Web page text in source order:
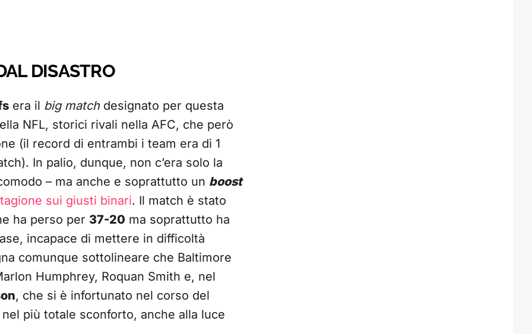
DISASTRO
era il big matchdesignato per questa
NFL, storici rivali nella AFC, che però
(il record di entrambi i team era di 1
In palio, dunque, non c’era solo la
– ma anche e soprattutto un boost
sui giusti binari. Il match è stato
ha perso per 37-20 ma soprattutto ha
incapace di mettere in difficoltà
comunque sottolineare che Baltimore
Humphrey, Roquan Smith e, nel
, che si è infortunato nel corso del
più totale sconforto, anche alla luce